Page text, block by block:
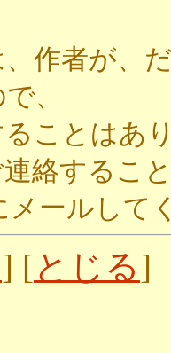
作者が、
、
ことはあ
絡するこ
メールして
] [とじる]